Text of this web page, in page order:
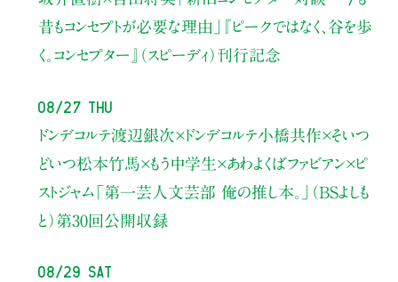
昔もコンセプトが必要な理由」
『ピークではなく、谷を歩
く。コンセプター』（スピーディ）刊行記念
08/27 Thu
ドンデコルテ渡辺銀次×ドンデコルテ小橋共作×そいつ
どいつ松本竹馬×もう中学生×あわよくばファビアン×ピ
ストジャム「第一芸人文芸部 俺の推し本。」（BSよしも
と） 第30回公開収録
08/29 Sat